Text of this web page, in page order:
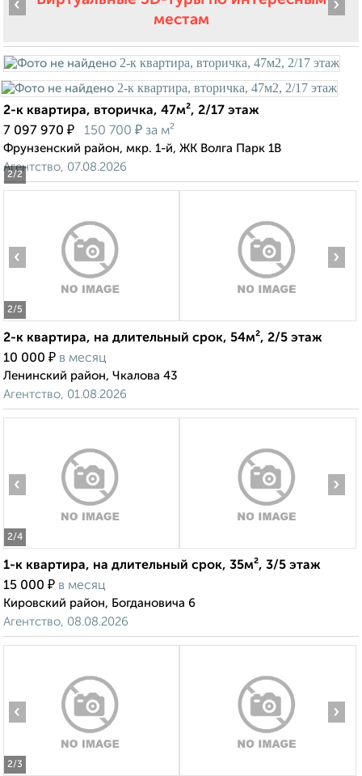
местам
2/2
‹ ›
2-к квартира, вторичка, 47м², 2/17 этаж
7 097 970 ₽ 150 700 ₽ за м²
Фрунзенский район, мкр. 1-й, ЖК Волга Парк 1В
Агентство, 07.08.2026
2/5
‹ ›
2-к квартира, на длительный срок, 54м², 2/5 этаж
10 000 ₽ в месяц
Ленинский район, Чкалова 43
Агентство, 01.08.2026
2/4
‹ ›
1-к квартира, на длительный срок, 35м², 3/5 этаж
15 000 ₽ в месяц
Кировский район, Богдановича 6
Агентство, 08.08.2026
2/3
‹ ›